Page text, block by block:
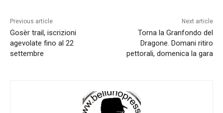
Previous article
Gosèr trail, iscrizioni
agevolate fino al 22
settembre
Next article
Torna la Granfondo del
Dragone. Domani ritiro
pettorali, domenica la gara